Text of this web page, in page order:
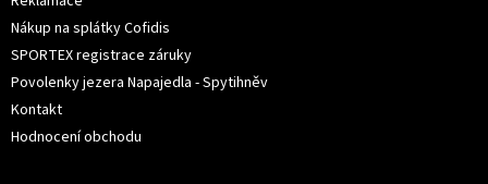
Nákup na splátky Cofidis
SPORTEX registrace záruky
Povolenky jezera Napajedla - Spytihněv
Kontakt
Hodnocení obchodu